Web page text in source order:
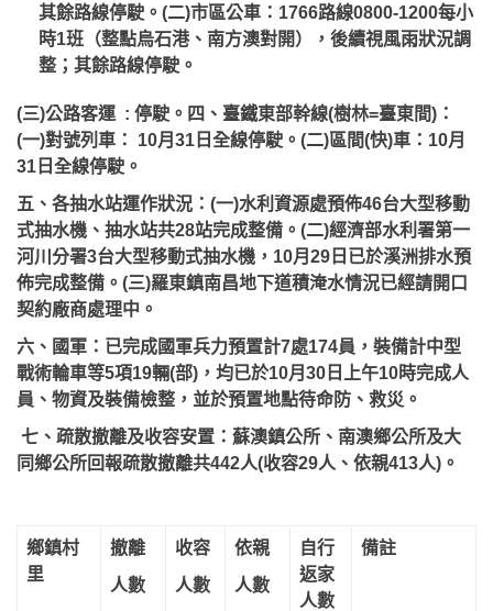
其餘路線停駛。(二)市區公車：1766路線0800-1200每小
時1班（整點烏石港、南方澳對開），後續視風雨狀況調
整；其餘路線停駛。
(三)公路客運 : 停駛。四、臺鐵東部幹線(樹林=臺東間)：
(一)對號列車： 10月31日全線停駛。(二)區間(快)車：10月
31日全線停駛。
五、各抽水站運作狀況：(一)水利資源處預佈46台大型移動
式抽水機、抽水站共28站完成整備。(二)經濟部水利署第一
河川分署3台大型移動式抽水機，10月29日已於溪洲排水預
佈完成整備。(三)羅東鎮南昌地下道積淹水情況已經請開口
契約廠商處理中。
六、國軍：已完成國軍兵力預置計7處174員，裝備計中型
戰術輪車等5項19輛(部)，均已於10月30日上午10時完成人
員、物資及裝備檢整，並於預置地點待命防、救災。
七、疏散撤離及收容安置：蘇澳鎮公所、南澳鄉公所及大
同鄉公所回報疏散撤離共442人(收容29人、依親413人)。
鄉鎮村
里
撤離
人數
收容
人數
依親
人數
自行
返家
人數
備註